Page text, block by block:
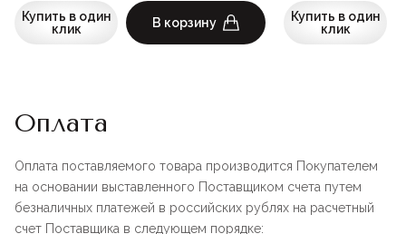
Купить в один
клик
В корзину
Купить в один
клик
Оплата
Оплата поставляемого товара производится Покупателем
на основании выставленного Поставщиком счета путем
безналичных платежей в российских рублях на расчетный
счет Поставщика в следующем порядке: